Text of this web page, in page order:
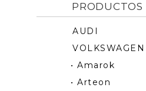
PRODUCTOS
AUDI
VOLKSWAGEN
• Amarok
• Arteon